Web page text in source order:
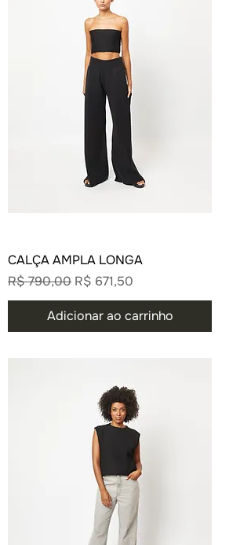
CALÇA AMPLA LONGA
Preço normal
R$ 790,00 Preço promocional
R$ 671,50
Adicionar ao carrinho